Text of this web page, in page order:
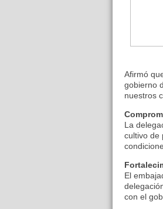
Afirmó
gobierno
nuestros
La
cultivo de
El
con el